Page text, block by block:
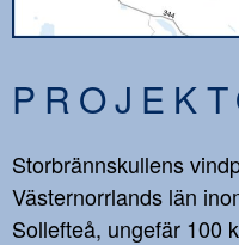
Storbrännskullens
Västernorrlands län
Sollefteå, ungefär 100